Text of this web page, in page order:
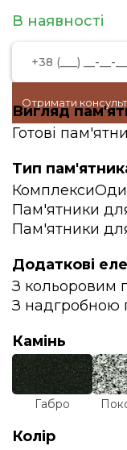
В наявності
Отримати
Вигляд
Готові
Тип
Комплекси
Пам'ятники
Пам'ятники
Додаткові
З кольоровим
З надгробною
Камінь
Габро
Колір